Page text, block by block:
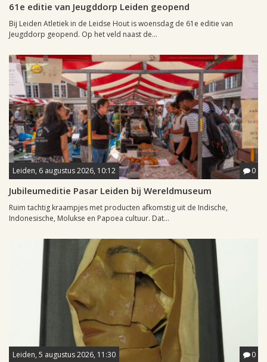
61e editie van Jeugddorp Leiden geopend
Bij Leiden Atletiek in de Leidse Hout is woensdag de 61e editie van
Jeugddorp geopend. Op het veld naast de...
Leiden, 6 augustus 2026, 10:12 0
Jubileumeditie Pasar Leiden bij Wereldmuseum
Ruim tachtig kraampjes met producten afkomstig uit de Indische,
Indonesische, Molukse en Papoea cultuur. Dat...
Leiden, 5 augustus 2026, 11:30 0